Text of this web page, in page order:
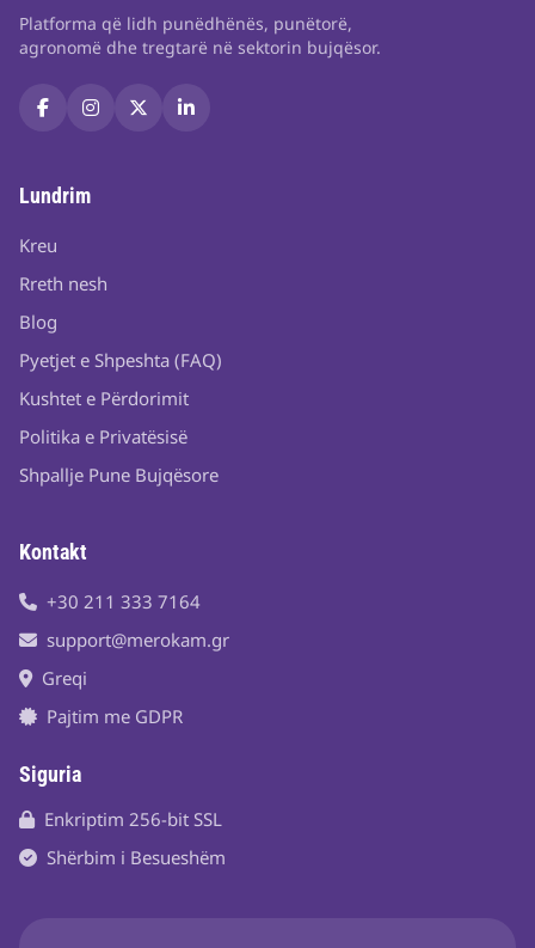
Platforma që lidh punëdhënës, punëtorë,
agronomë dhe tregtarë në sektorin bujqësor.
Lundrim
Kreu
Rreth nesh
Blog
Pyetjet e Shpeshta (FAQ)
Kushtet e Përdorimit
Politika e Privatësisë
Shpallje Pune Bujqësore
Kontakt
+30 211 333 7164
support@merokam.gr
Greqi
Pajtim me GDPR
Siguria
Enkriptim 256-bit SSL
Shërbim i Besueshëm